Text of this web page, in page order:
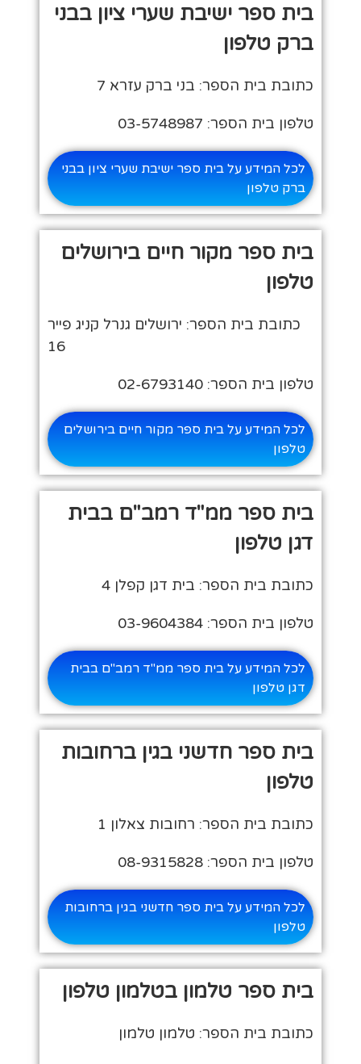
בית ספר ישיבת שערי ציון בבני
ברק טלפון
כתובת בית הספר: בני ברק עזרא 7
טלפון בית הספר: 03-5748987
לכל המידע על בית ספר ישיבת שערי ציון בבני
ברק טלפון
בית ספר מקור חיים בירושלים
טלפון
כתובת בית הספר: ירושלים גנרל קניג פייר
16
טלפון בית הספר: 02-6793140
לכל המידע על בית ספר מקור חיים בירושלים
טלפון
בית ספר ממ"ד רמב"ם בבית
דגן טלפון
כתובת בית הספר: בית דגן קפלן 4
טלפון בית הספר: 03-9604384
לכל המידע על בית ספר ממ"ד רמב"ם בבית
דגן טלפון
בית ספר חדשני בגין ברחובות
טלפון
כתובת בית הספר: רחובות צאלון 1
טלפון בית הספר: 08-9315828
לכל המידע על בית ספר חדשני בגין ברחובות
טלפון
בית ספר טלמון בטלמון טלפון
כתובת בית הספר: טלמון טלמון